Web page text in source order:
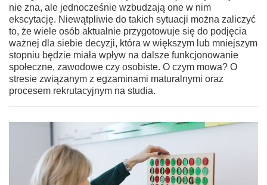
nie zna, ale jednocześnie wzbudzają one w nim
ekscytację. Niewątpliwie do takich sytuacji można zaliczyć
to, że wiele osób aktualnie przygotowuje się do podjęcia
ważnej dla siebie decyzji, która w większym lub mniejszym
stopniu będzie miała wpływ na dalsze funkcjonowanie
społeczne, zawodowe czy osobiste. O czym mowa? O
stresie związanym z egzaminami maturalnymi oraz
procesem rekrutacyjnym na studia.